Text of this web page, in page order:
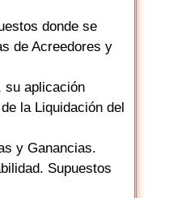
donde se
de Acreedores y
su aplicación
la Liquidación del
y Ganancias.
Supuestos